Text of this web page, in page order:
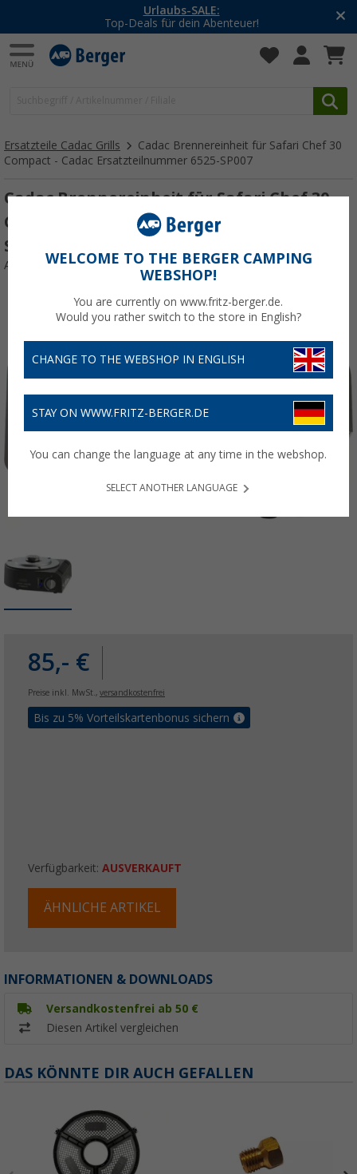
-20% auf Kleidung und Schuhe
Mit dem Aktionscode20SSV
Ersatzteile Cadac Grills
Cadac Brennereinheit für Safari Chef 30
Compact - Cadac Ersatzteilnummer 6525-SP007
Cadac Brennereinheit für Safari Chef 30
Compact - Cadac Ersatzteilnummer 6525-
SP007
Art.-Nr.: 577023
85,- €
Preise inkl. MwSt., versandkostenfrei
Bis zu 5% Vorteilskartenbonus sichern
Verfügbarkeit: AUSVERKAUFT
ÄHNLICHE ARTIKEL
INFORMATIONEN & DOWNLOADS
Versandkostenfrei ab 50 €
Diesen Artikel vergleichen
DAS KÖNNTE DIR AUCH GEFALLEN
WELCOME TO THE BERGER CAMPING
WEBSHOP!
You are currently on www.fritz-berger.de.
Would you rather switch to the store in English?
CHANGE TO THE WEBSHOP IN ENGLISH
STAY ON WWW.FRITZ-BERGER.DE
You can change the language at any time in the webshop.
SELECT ANOTHER LANGUAGE